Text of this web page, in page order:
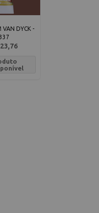
VAN DYCK -